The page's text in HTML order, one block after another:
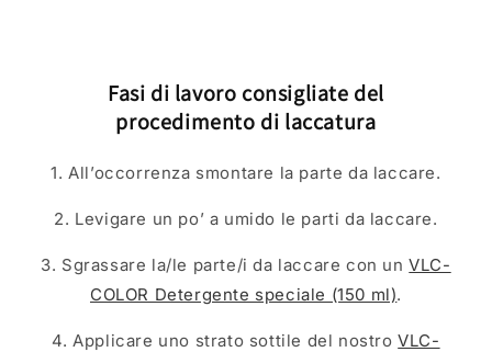
Fasi di lavoro consigliate del
procedimento di laccatura
1. All’occorrenza smontare la parte da laccare.
2. Levigare un po’ a umido le parti da laccare.
3. Sgrassare la/le parte/i da laccare con unVLC-
COLOR Detergente speciale (150 ml).
4. Applicare uno strato sottile del nostroVLC-